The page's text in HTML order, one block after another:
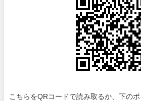
こちらをQRコードで読み取るか、下の